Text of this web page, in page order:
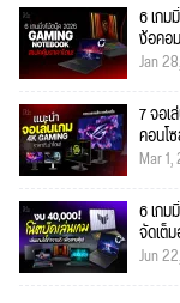
6 เกม
ง้อคอ
Jan
7 จอเ
คอนโ
Mar
6 เกม
จัดเต็
Jun